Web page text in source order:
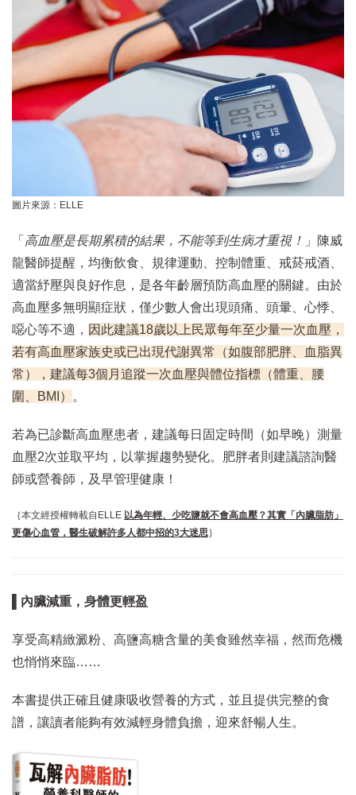
圖片來源：ELLE
「 高血壓是長期累積的結果，不能等到生病才重視！ 」陳威
龍醫師提醒，均衡飲食、規律運動、控制體重、戒菸戒酒、
適當紓壓與良好作息，是各年齡層預防高血壓的關鍵。由於
高血壓多無明顯症狀，僅少數人會出現頭痛、頭暈、心悸、
噁心等不適， 因此建議18歲以上民眾每年至少量一次血壓，
若有高血壓家族史或已出現代謝異常（如腹部肥胖、血脂異
常），建議每3個月追蹤一次血壓與體位指標（體重、腰
圍、BMI）
。
若為已診斷高血壓患者，建議每日固定時間（如早晚）測量
血壓2次並取平均，以掌握趨勢變化。肥胖者則建議諮詢醫
師或營養師，及早管理健康！
｛本文經授權轉載自ELLE 以為年輕、少吃鹽就不會高血壓？其實「內臟脂肪」
更傷心血管，醫生破解許多人都中招的3大迷思 ｝
▌內臟減重，身體更輕盈
享受高精緻澱粉、高鹽高糖含量的美食雖然幸福，然而危機
也悄悄來臨……
本書提供正確且健康吸收營養的方式，並且提供完整的食
譜，讓讀者能夠有效減輕身體負擔，迎來舒暢人生。